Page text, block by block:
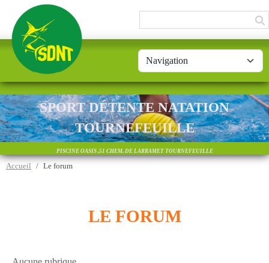
SPORT DÉTENTE NATATION
TOURNEFEUILLE
PISCINE OASIS ,51 CHEM. DE LARRAMET TOURNEFEUILLE
Accueil Le forum
LE FORUM
Panneau de gestion des cookies